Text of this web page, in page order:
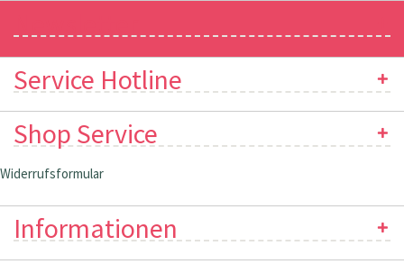
Service Hotline
Shop Service
Widerrufsformular
Informationen